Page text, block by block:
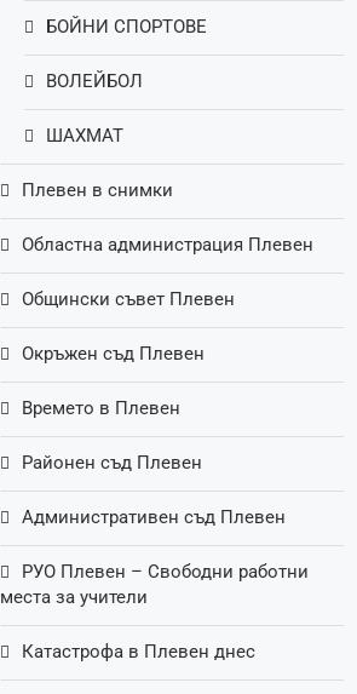
БОЙНИ СПОРТОВЕ
ВОЛЕЙБОЛ
ШАХМАТ
Плевен в снимки
Областна администрация Плевен
Общински съвет Плевен
Окръжен съд Плевен
Времето в Плевен
Районен съд Плевен
Административен съд Плевен
РУО Плевен – Свободни работни
места за учители
Катастрофа в Плевен днес